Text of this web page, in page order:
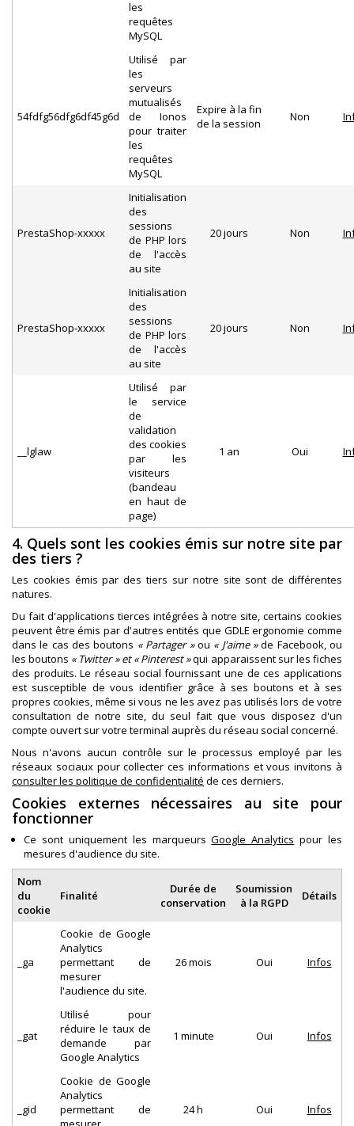
les
requêtes
MySQL
54fdfg56dfg6df45g6d
Utilisé par
les
serveurs
mutualisés
de Ionos
pour traiter
les
requêtes
MySQL
Expire à la fin
de la session
Non
PrestaShop-xxxxx
Initialisation
des
sessions
de PHP lors
de l'accès
au site
20 jours Non
PrestaShop-xxxxx
Initialisation
des
sessions
de PHP lors
de l'accès
au site
20 jours Non
__lglaw
Utilisé par
le service
de
validation
des cookies
par les
visiteurs
(bandeau
en haut de
page)
1 an Oui
4. Quels sont les cookies émis sur notre site par
des tiers ?
Les cookies émis par des tiers sur notre site sont de différentes
natures.
Du fait d'applications tierces intégrées à notre site, certains cookies
peuvent être émis par d'autres entités que GDLE ergonomie comme
dans le cas des boutons « Partager »ou « J'aime »de Facebook, ou
les boutons « Twitter »et « Pinterest »qui apparaissent sur les fiches
des produits. Le réseau social fournissant une de ces applications
est susceptible de vous identifier grâce à ses boutons et à ses
propres cookies, même si vous ne les avez pas utilisés lors de votre
consultation de notre site, du seul fait que vous disposez d'un
compte ouvert sur votre terminal auprès du réseau social concerné.
Nous n'avons aucun contrôle sur le processus employé par les
réseaux sociaux pour collecter ces informations et vous invitons à
consulter les politique de confidentialité de ces derniers.
Cookies externes nécessaires au site pour
fonctionner
Ce sont uniquement les marqueursGoogle Analytics pour les
mesures d'audience du site.
Nom
du
cookie
Finalité
Durée de
conservation
Soumission
à la RGPD
Détails
_ga
Cookie de Google
Analytics
permettant de
mesurer
l'audience du site.
26 mois Oui Infos
_gat
Utilisé pour
réduire le taux de
demande par
Google Analytics
1 minute Oui Infos
_gid
Cookie de Google
Analytics
permettant de
24 h Oui Infos